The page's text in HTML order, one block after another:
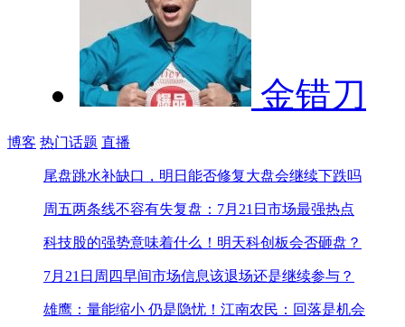
金错刀
博客 热门话题 直播
尾盘跳水补缺口，明日能否修复大盘会继续下跌吗
周五两条线不容有失复盘：7月21日市场最强热点
科技股的强势意味着什么！ 明天科创板会否砸盘？
7月21日周四早间市场信息该退场还是继续参与？
雄鹰：量能缩小 仍是隐忧！ 江南农民：回落是机会